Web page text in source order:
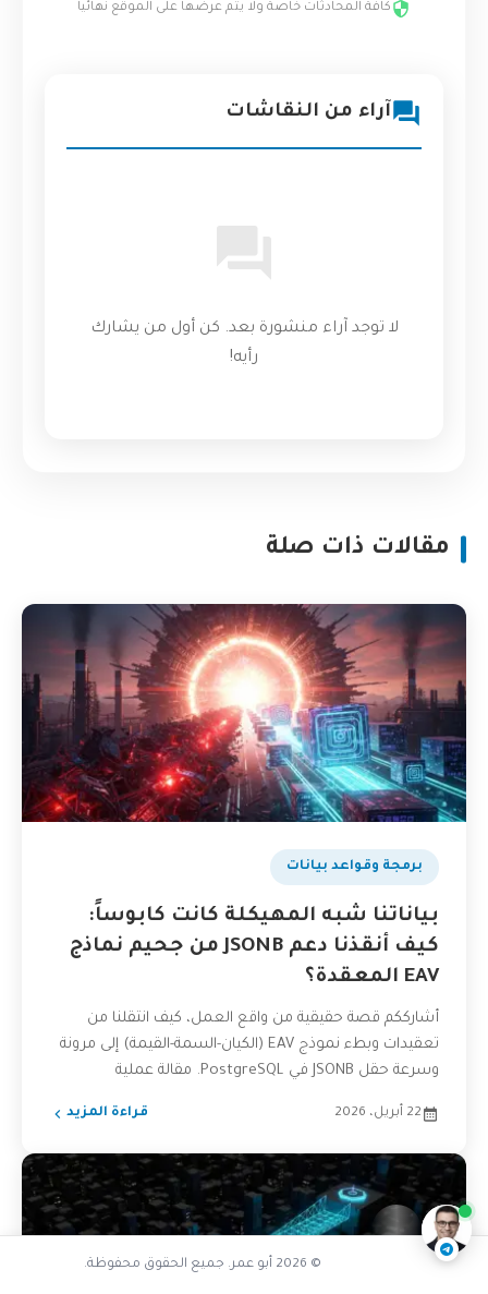
كافة المحادثات خاصة ولا يتم عرضها على الموقع نهائياً
آراء من النقاشات
لا توجد آراء منشورة بعد. كن أول من يشارك
رأيه!
مقالات ذات صلة
برمجة وقواعد بيانات
بياناتنا شبه المهيكلة كانت كابوساً:
كيف أنقذنا دعم JSONB من جحيم نماذج
EAV المعقدة؟
أشارككم قصة حقيقية من واقع العمل، كيف انتقلنا من
تعقيدات وبطء نموذج EAV (الكيان-السمة-القيمة) إلى مرونة
وسرعة حقل JSONB في PostgreSQL. مقالة عملية
22 أبريل، 2026 قراءة المزيد
ما الأفضل للمشاريع الكبيرة
ناقشنا على تليجرام @AbuOmarTech_bot
© 2026 أبو عمر. جميع الحقوق محفوظة.